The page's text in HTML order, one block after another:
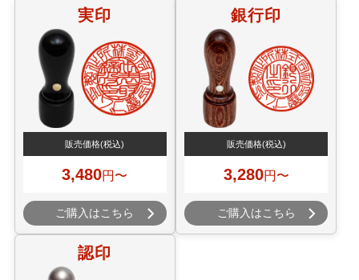
実印
販売価格(税込)
3,480円〜
ご購入はこちら
銀行印
販売価格(税込)
3,280円〜
ご購入はこちら
認印